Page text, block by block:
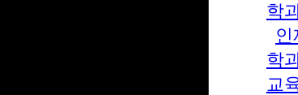
학
인
학
교